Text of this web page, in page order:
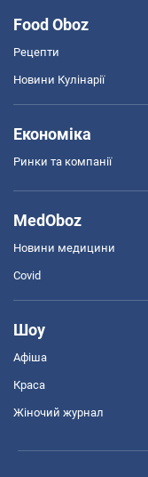
Food Oboz
Рецепти
Новини Кулінарії
Економіка
Ринки та компанії
MedOboz
Новини медицини
Covid
Шоу
Афіша
Краса
Жіночий журнал